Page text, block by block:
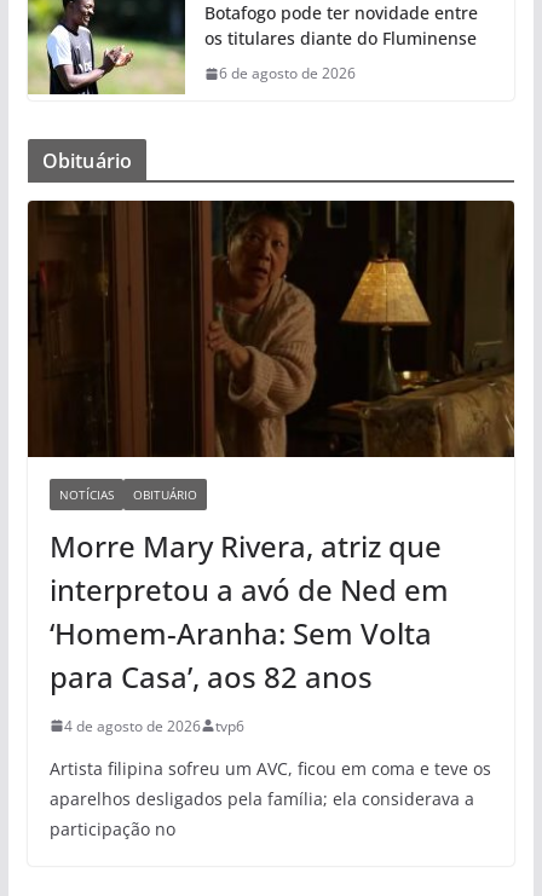
Botafogo pode ter novidade entre
os titulares diante do Fluminense
6 de agosto de 2026
Obituário
NOTÍCIAS OBITUÁRIO
Morre Mary Rivera, atriz que
interpretou a avó de Ned em
‘Homem-Aranha: Sem Volta
para Casa’, aos 82 anos
4 de agosto de 2026 tvp6
Artista filipina sofreu um AVC, ficou em coma e teve os
aparelhos desligados pela família; ela considerava a
participação no